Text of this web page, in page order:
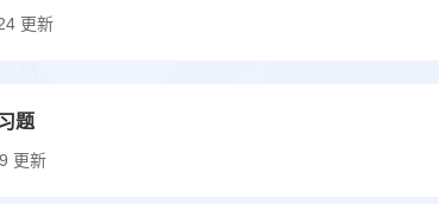
更新
题
更新